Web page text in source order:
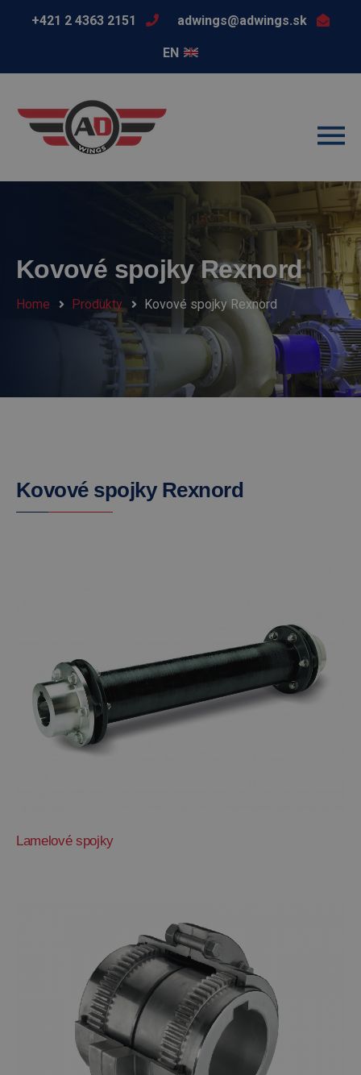
+421 2 4363 2151 adwings@adwings.sk
EN
Kovové spojky Rexnord
Home Produkty Kovové spojky Rexnord
Kovové spojky Rexnord
Lamelové spojky